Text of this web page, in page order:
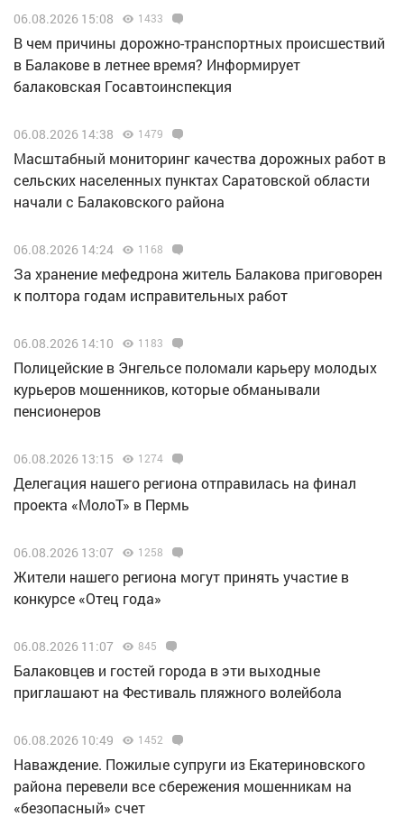
06.08.2026 15:08 1433
В чем причины дорожно-транспортных происшествий
в Балакове в летнее время? Информирует
балаковская Госавтоинспекция
06.08.2026 14:38 1479
Масштабный мониторинг качества дорожных работ в
сельских населенных пунктах Саратовской области
начали с Балаковского района
06.08.2026 14:24 1168
За хранение мефедрона житель Балакова приговорен
к полтора годам исправительных работ
06.08.2026 14:10 1183
Полицейские в Энгельсе поломали карьеру молодых
курьеров мошенников, которые обманывали
пенсионеров
06.08.2026 13:15 1274
Делегация нашего региона отправилась на финал
проекта «МолоТ» в Пермь
06.08.2026 13:07 1258
Жители нашего региона могут принять участие в
конкурсе «Отец года»
06.08.2026 11:07 845
Балаковцев и гостей города в эти выходные
приглашают на Фестиваль пляжного волейбола
06.08.2026 10:49 1452
Наваждение. Пожилые супруги из Екатериновского
района перевели все сбережения мошенникам на
«безопасный» счет